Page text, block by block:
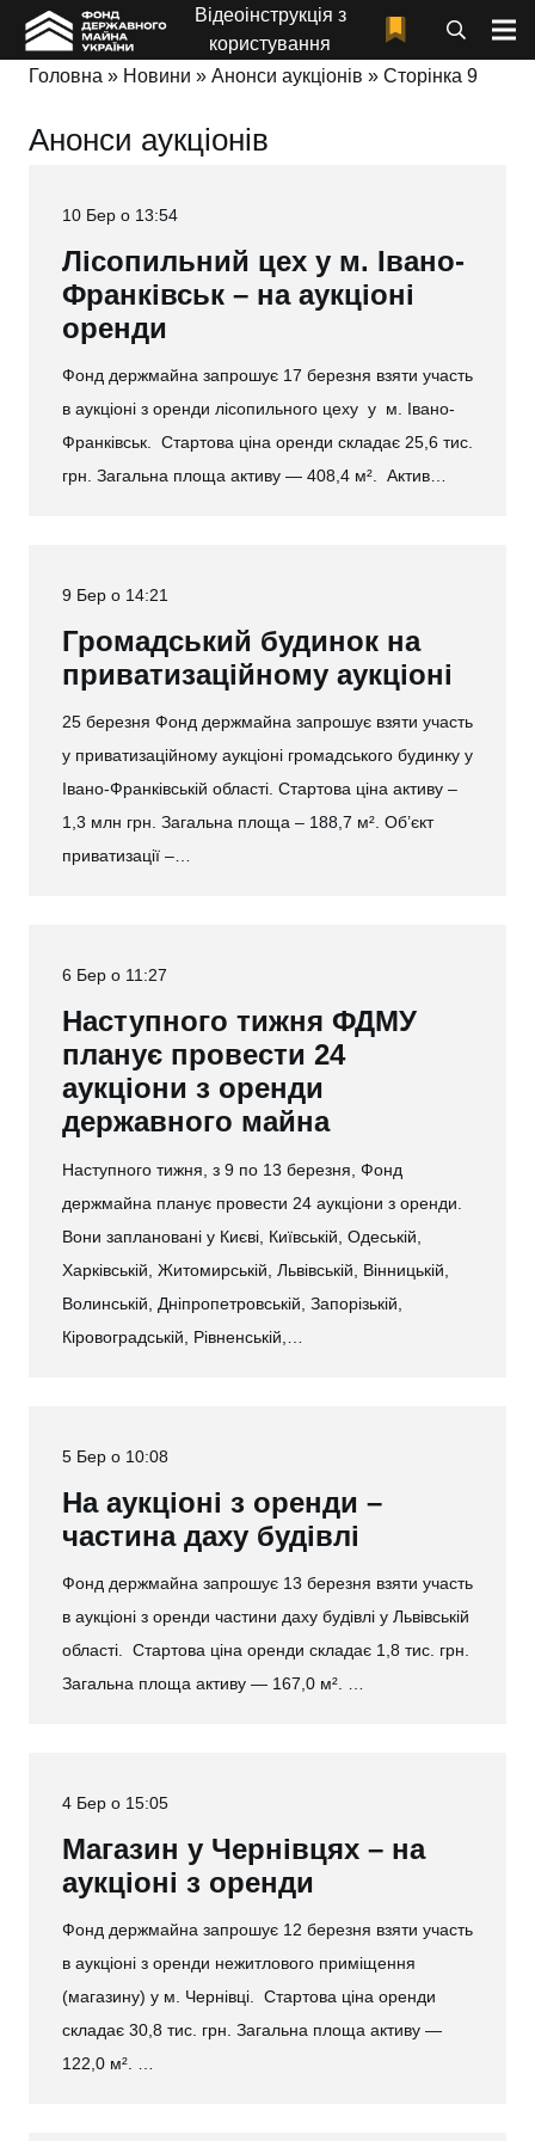
Відеоінструкція з
користування
Головна » Новини » Анонси аукціонів » Сторінка 9
Анонси аукціонів
10 Бер о 13:54
Лісопильний цех у м. Івано-
Франківськ – на аукціоні
оренди
Фонд держмайна запрошує 17 березня взяти участь
в аукціоні з оренди лісопильного цеху у м. Івано-
Франківськ. Стартова ціна оренди складає 25,6 тис.
грн. Загальна площа активу — 408,4 м². Актив…
9 Бер о 14:21
Громадський будинок на
приватизаційному аукціоні
25 березня Фонд держмайна запрошує взяти участь
у приватизаційному аукціоні громадського будинку у
Івано-Франківській області. Стартова ціна активу –
1,3 млн грн. Загальна площа – 188,7 м². Об’єкт
приватизації –…
6 Бер о 11:27
Наступного тижня ФДМУ
планує провести 24
аукціони з оренди
державного майна
Наступного тижня, з 9 по 13 березня, Фонд
держмайна планує провести 24 аукціони з оренди.
Вони заплановані у Києві, Київській, Одеській,
Харківській, Житомирській, Львівській, Вінницькій,
Волинській, Дніпропетровській, Запорізькій,
Кіровоградській, Рівненській,…
5 Бер о 10:08
На аукціоні з оренди –
частина даху будівлі
Фонд держмайна запрошує 13 березня взяти участь
в аукціоні з оренди частини даху будівлі у Львівській
області. Стартова ціна оренди складає 1,8 тис. грн.
Загальна площа активу — 167,0 м². …
4 Бер о 15:05
Магазин у Чернівцях – на
аукціоні з оренди
Фонд держмайна запрошує 12 березня взяти участь
в аукціоні з оренди нежитлового приміщення
(магазину) у м. Чернівці. Стартова ціна оренди
складає 30,8 тис. грн. Загальна площа активу —
122,0 м². …